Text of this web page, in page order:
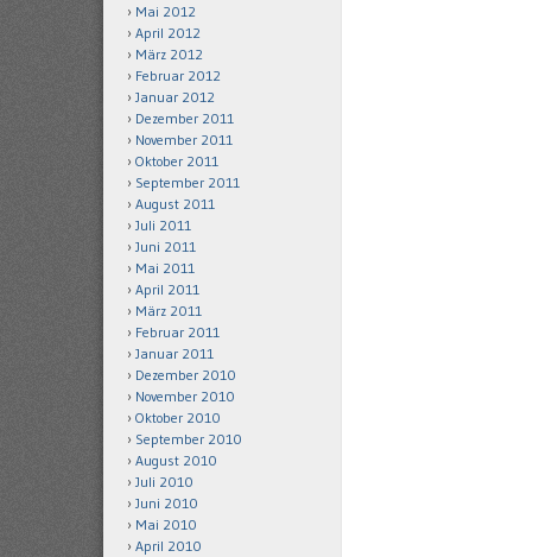
Mai 2012
April 2012
März 2012
Februar 2012
Januar 2012
Dezember 2011
November 2011
Oktober 2011
September 2011
August 2011
Juli 2011
Juni 2011
Mai 2011
April 2011
März 2011
Februar 2011
Januar 2011
Dezember 2010
November 2010
Oktober 2010
September 2010
August 2010
Juli 2010
Juni 2010
Mai 2010
April 2010